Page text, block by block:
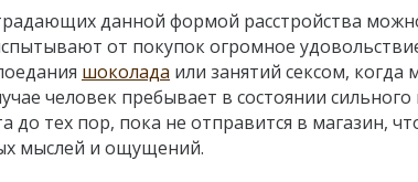
данной формой расстройства
от покупок огромное
шоколада или занятий сексом,
человек пребывает в состоянии сильного
до тех пор, пока не отправится в магазин,
мыслей и ощущений.